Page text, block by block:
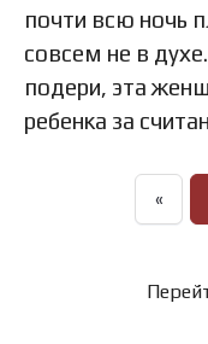
почти всю ночь
совсем не в
подери, эта
ребенка за
«